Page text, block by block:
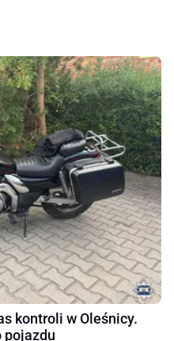
kontroli w Oleśnicy.
pojazdu